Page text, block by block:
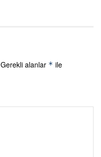
Gerekli alanlar * ile